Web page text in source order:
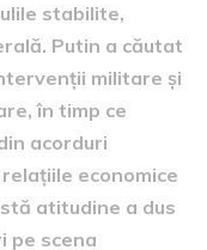
stabilite,
Putin a căutat
militare și
în timp ce
acorduri
economice
atitudine a dus
pe scena